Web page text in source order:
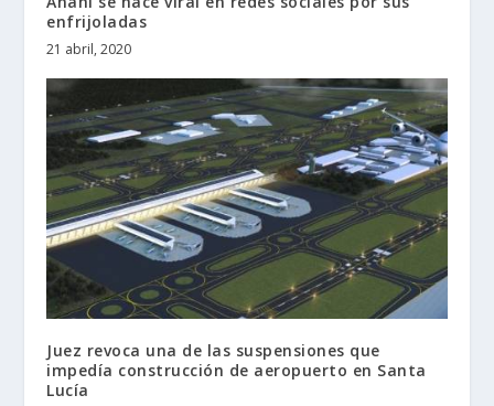
enfrijoladas
21 abril, 2020
Juez revoca una de las suspensiones que
impedía construcción de aeropuerto en Santa
Lucía